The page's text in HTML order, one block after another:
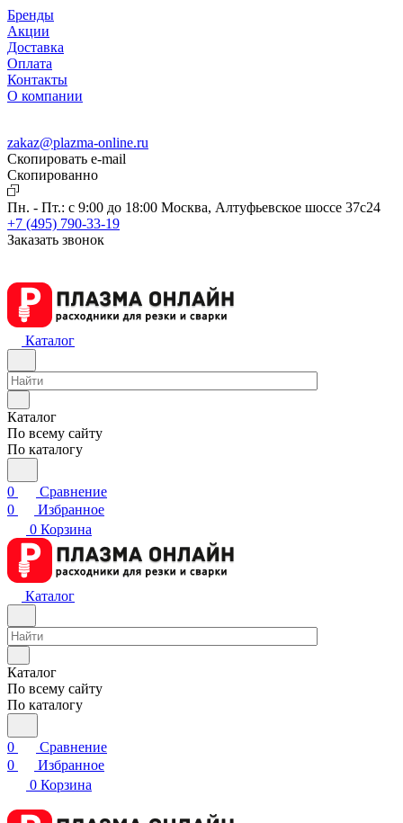
Бренды
Акции
Доставка
Оплата
Контакты
О компании
zakaz@plazma-online.ru
Скопировать e-mail
Cкопированно
Пн. - Пт.: с 9:00 до 18:00 Москва, Алтуфьевское шоссе 37с24
+7 (495) 790-33-19
Заказать звонок
Каталог
Каталог
По всему сайту
По каталогу
0
Сравнение
0
Избранное
0 Корзина
Каталог
Каталог
По всему сайту
По каталогу
0
Сравнение
0
Избранное
0 Корзина